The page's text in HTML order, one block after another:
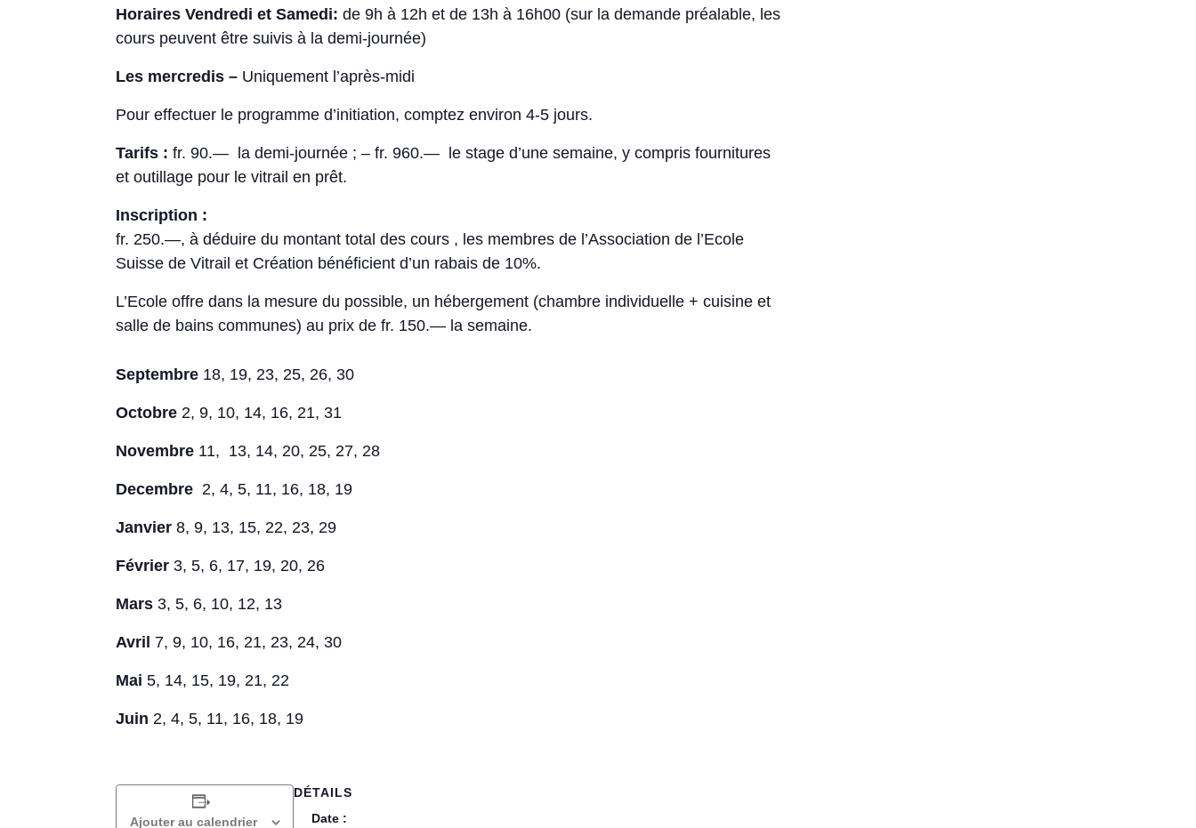
Horaires Vendredi et Samedi: de 9h à 12h et de 13h à 16h00 (sur la demande préalable, les
cours peuvent être suivis à la demi-journée)
Les mercredis – Uniquement l’après-midi
Pour effectuer le programme d’initiation, comptez environ 4-5 jours.
Tarifs : fr. 90.— la demi-journée ; – fr. 960.— le stage d’une semaine, y compris fournitures
et outillage pour le vitrail en prêt.
Inscription :
fr. 250.—, à déduire du montant total des cours , les membres de l’Association de l’Ecole
Suisse de Vitrail et Création bénéficient d’un rabais de 10%.
L’Ecole offre dans la mesure du possible, un hébergement (chambre individuelle + cuisine et
salle de bains communes) au prix de fr. 150.— la semaine.
Septembre 18, 19, 23, 25, 26, 30
Octobre 2, 9, 10, 14, 16, 21, 31
Novembre 11, 13, 14, 20, 25, 27, 28
Decembre 2, 4, 5, 11, 16, 18, 19
Janvier8, 9, 13, 15, 22, 23, 29
Février 3, 5, 6, 17, 19, 20, 26
Mars 3, 5, 6, 10, 12, 13
Avril 7, 9, 10, 16, 21, 23, 24, 30
Mai 5, 14, 15, 19, 21, 22
Juin 2, 4, 5, 11, 16, 18, 19
Ajouter au calendrier
DÉTAILS
Date :